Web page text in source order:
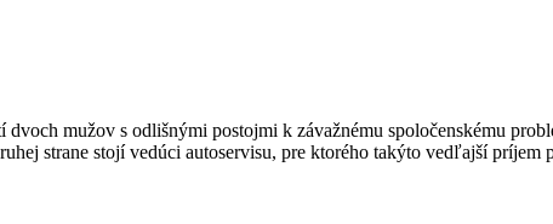
mužov s odlišnými postojmi k závažnému spoločenskému
strane stojí vedúci autoservisu, pre ktorého takýto vedľajší